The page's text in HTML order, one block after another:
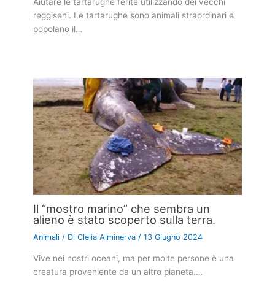
reggiseni. Le tartarughe sono animali straordinari e
popolano il…
Il “mostro marino” che sembra un
alieno è stato scoperto sulla terra.
Animali / DiClelia Alminerva /13 Giugno 2024
Vive nei nostri oceani, ma per molte persone è una
creatura proveniente da un altro pianeta.…